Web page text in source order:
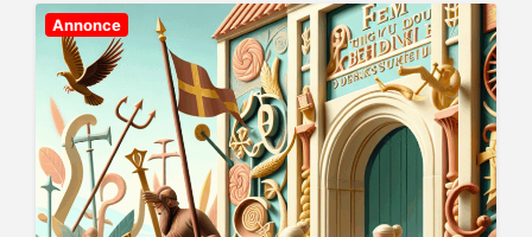
d
a
t
e
Annonce